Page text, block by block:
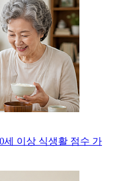
세 이상 식생활 점수 가